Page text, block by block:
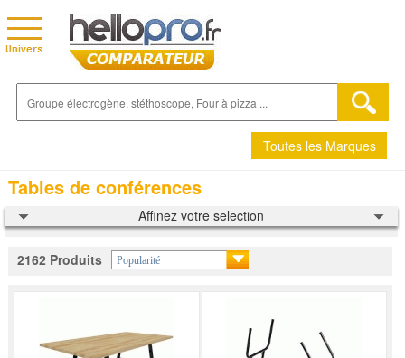
Toutes les Marques
Affinez votre selection
Tables de conférences
2162 Produits Popularité